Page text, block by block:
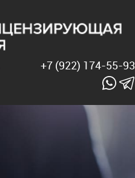
+7 (922) 174-55-93